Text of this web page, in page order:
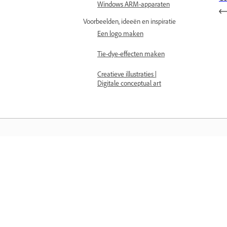
Windows ARM-apparaten
Voorbeelden, ideeën en inspiratie
Een logo maken
Tie-dye-effecten maken
Creatieve illustraties |
Digitale conceptual art